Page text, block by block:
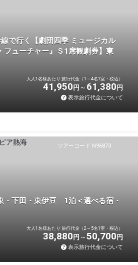
で行く【劇団四季 ミュージカル
フューチャー』Ｓ1席観劇券】東
大人1名様あたり 旅行代金（1～4名1室・税込）
41,950 円 61,380 円
表示旅行代金について
ツアーコード N96873
下田・東伊豆 1泊＜選べる宿・
大人1名様あたり 旅行代金（2～5名1室・税込）
38,880 円 50,700 円
表示旅行代金について